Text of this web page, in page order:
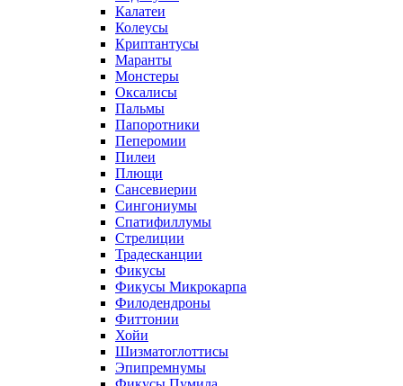
Калатеи
Колеусы
Криптантусы
Маранты
Монстеры
Оксалисы
Пальмы
Папоротники
Пеперомии
Пилеи
Плющи
Сансевиерии
Сингониумы
Спатифиллумы
Стрелиции
Традесканции
Фикусы
Фикусы Микрокарпа
Филодендроны
Фиттонии
Хойи
Шизматоглоттисы
Эпипремнумы